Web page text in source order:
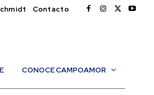
Contacto
CONOCE CAMPOAMOR